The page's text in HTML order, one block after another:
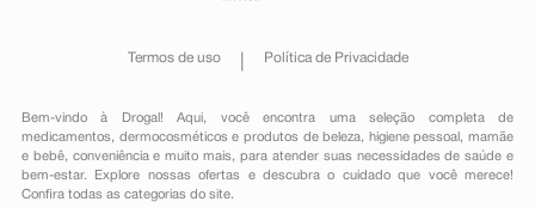
Termos de uso Política de Privacidade
Bem-vindo à Drogal! Aqui, você encontra uma seleção completa de
medicamentos , dermocosméticos e produtos de beleza, higiene pessoal ,mamãe
e bebê, conveniênciae muito mais, para atender suas necessidades de saúde e
bem-estar. Explore nossas ofertas e descubra o cuidado que você merece!
Confira todas as categorias do site.